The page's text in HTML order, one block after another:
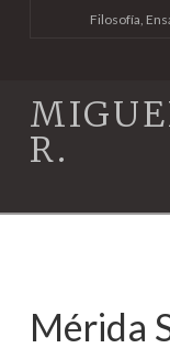
Filosofía,
R.
Mérida